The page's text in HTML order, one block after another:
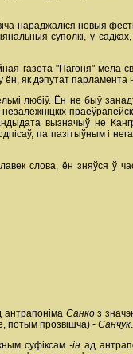
нараджаліся новыя
суполкі, у
газета "Пагоня"
як дэпутат парламента
любіў. Ён не быў
вызначыў не
па пазітыўным і
слова, ён зняўся ў
Санкоз
потым прозвішча) - Санчук.
суфіксам-ін ад